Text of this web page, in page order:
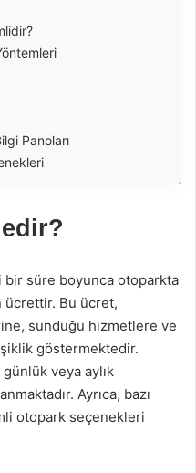
Panoları
bir süre boyunca otoparkta
ücrettir. Bu ücret,
sunduğu hizmetlere ve
göstermektedir.
veya aylık
Ayrıca, bazı
otopark seçenekleri